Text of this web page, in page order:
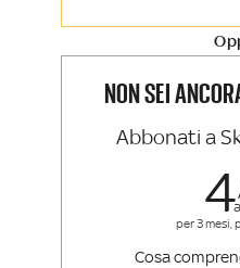
La newsletter
NON SEI
Abbonati a
4
per 3 mesi,
Cosa